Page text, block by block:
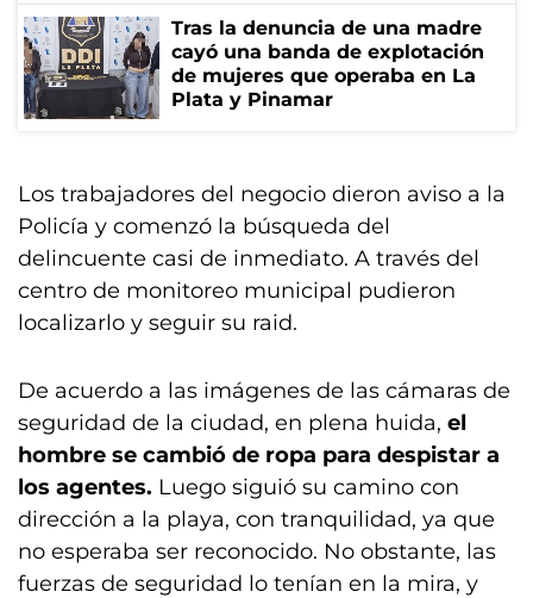
Tras la denuncia de una madre
cayó una banda de explotación
de mujeres que operaba en La
Plata y Pinamar
Los trabajadores del negocio dieron aviso a la
Policía y comenzó la búsqueda del
delincuente casi de inmediato. A través del
centro de monitoreo municipal pudieron
localizarlo y seguir su raid.
De acuerdo a las imágenes de las cámaras de
seguridad de la ciudad, en plena huida, el
hombre se cambió de ropa para despistar a
los agentes. Luego siguió su camino con
dirección a la playa, con tranquilidad, ya que
no esperaba ser reconocido. No obstante, las
fuerzas de seguridad lo tenían en la mira, y